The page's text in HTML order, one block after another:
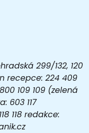
299/132, 120
recepce: 224 409
109 109 (zelená
603 117
118 redakce: